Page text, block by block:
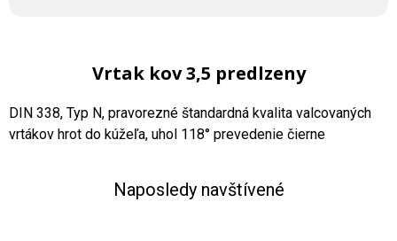
Vrtak kov 3,5 predlzeny
DIN 338, Typ N, pravorezné štandardná kvalita valcovaných
vrtákov hrot do kúžeľa, uhol 118° prevedenie čierne
Naposledy navštívené